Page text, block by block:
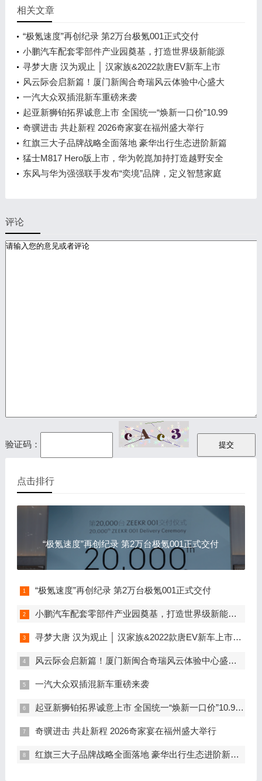
相关文章
“极氪速度”再创纪录 第2万台极氪001正式交付
小鹏汽车配套零部件产业园奠基，打造世界级新能源
智能汽车集群
寻梦大唐 汉为观止 │ 汉家族&2022款唐EV新车上市
发布会，敬请期待！
风云际会启新篇！厦门新闽合奇瑞风云体验中心盛大
开业
一汽大众双插混新车重磅来袭
起亚新狮铂拓界诚意上市 全国统一“焕新一口价”10.99
万元起
奇骥进击 共赴新程 2026奇家宴在福州盛大举行
红旗三大子品牌战略全面落地 豪华出行生态进阶新篇
章
猛士M817 Hero版上市，华为乾崑加持打造越野安全
标杆！
东风与华为强强联手发布“奕境”品牌，定义智慧家庭
评论
验证码：
点击排行
“极氪速度”再创纪录 第2万台极氪001正式交付
“极氪速度”再创纪录 第2万台极氪001正式交付
小鹏汽车配套零部件产业园奠基，打造世界级新能源智能汽车集群
寻梦大唐 汉为观止 │ 汉家族&2022款唐EV新车上市发布会，敬请期待！
风云际会启新篇！厦门新闽合奇瑞风云体验中心盛大开业
一汽大众双插混新车重磅来袭
起亚新狮铂拓界诚意上市 全国统一“焕新一口价”10.99万元起
奇骥进击 共赴新程 2026奇家宴在福州盛大举行
红旗三大子品牌战略全面落地 豪华出行生态进阶新篇章